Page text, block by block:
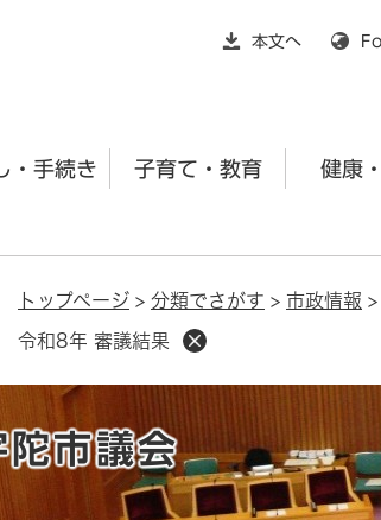
本文へ
・手続き 子育て・教育 健康
トップページ > 分類でさがす > 市政情報 >
令和8年 審議結果
陀市議会